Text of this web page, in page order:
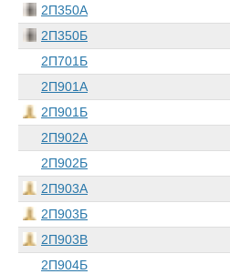
2П350А
2П350Б
2П701Б
2П901А
2П901Б
2П902А
2П902Б
2П903А
2П903Б
2П903В
2П904Б